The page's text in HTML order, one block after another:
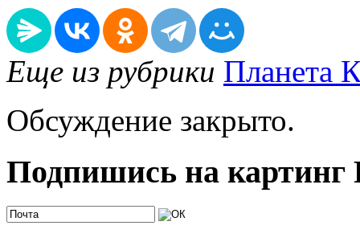
Еще из рубрики Планета
Обсуждение закрыто.
Подпишись на картинг